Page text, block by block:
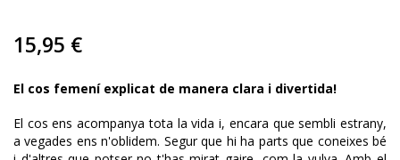
15,95 €
El cos femení explicat de manera clara i divertida!
El cos ens acompanya tota la vida i, encara que sembli estrany,
a vegades ens n'oblidem. Segur que hi ha parts que coneixes bé